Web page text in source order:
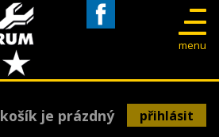
menu
košík je prázdný přihlásit